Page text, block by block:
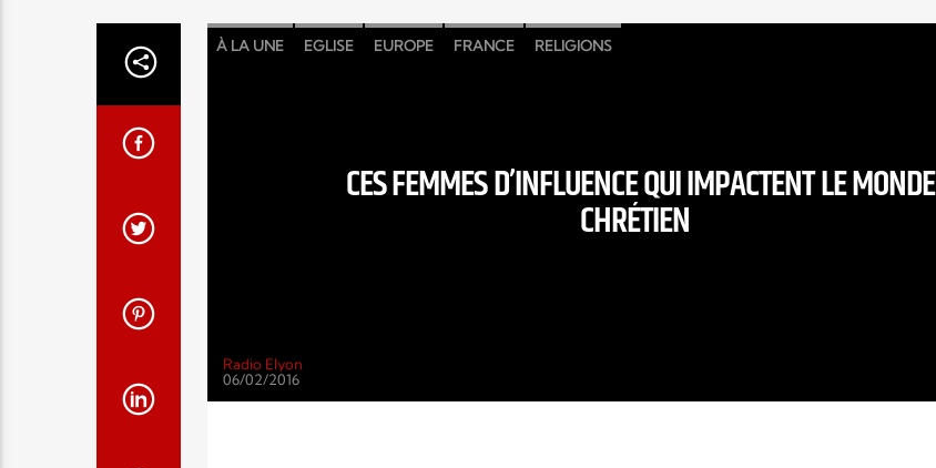
À LA UNE EGLISE EUROPE FRANCE RELIGIONS
CES FEMMES D’INFLUENCE QUI IMPACTENT LE MONDE
CHRÉTIEN
Radio Elyon
06/02/2016